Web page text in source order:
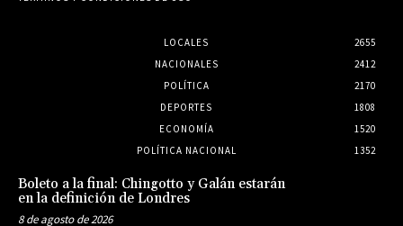
LOCALES
2655
NACIONALES
2412
POLÍTICA
2170
DEPORTES
1808
ECONOMÍA
1520
POLÍTICA NACIONAL
1352
Boleto a la final: Chingotto y Galán estarán
en la definición de Londres
8 de agosto de 2026